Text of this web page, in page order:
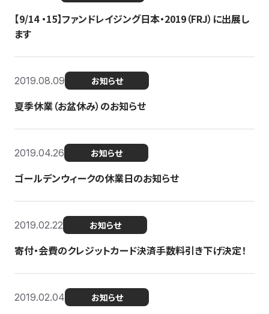
【9/14 ・15】ファンドレイジング日本・2019（FRJ）に出展し
ます
2019.08.09 お知らせ
夏季休業（お盆休み）のお知らせ
2019.04.26 お知らせ
ゴールデンウィークの休業日のお知らせ
2019.02.22 お知らせ
寄付・会費のクレジットカード決済手数料引き下げ決定！
2019.02.04 お知らせ